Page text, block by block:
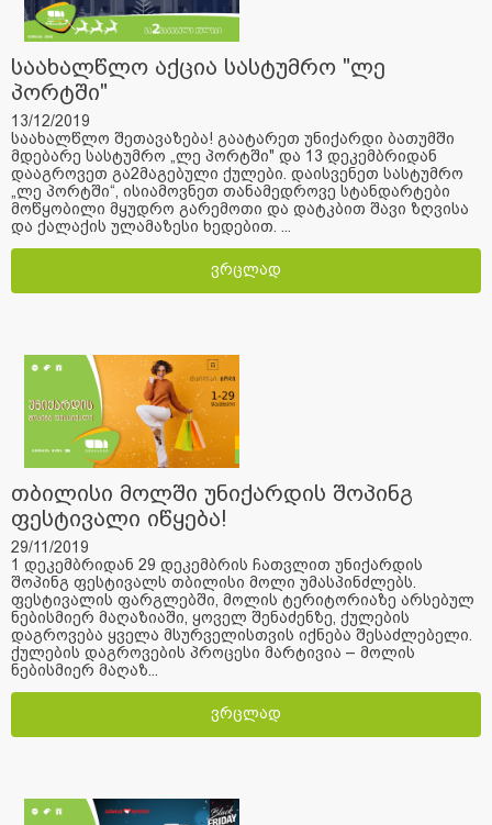
საახალწლო აქცია სასტუმრო "ლე
პორტში"
13/12/2019
საახალწლო შეთავაზება! გაატარეთ უნიქარდი ბათუმში
მდებარე სასტუმრო „ლე პორტში" და 13 დეკემბრიდან
დააგროვეთ გა2მაგებული ქულები. დაისვენეთ სასტუმრო
„ლე პორტში“, ისიამოვნეთ თანამედროვე სტანდარტები
მოწყობილი მყუდრო გარემოთი და დატკბით შავი ზღვისა
და ქალაქის ულამაზესი ხედებით. ...
ვრცლად
თბილისი მოლში უნიქარდის შოპინგ
ფესტივალი იწყება!
29/11/2019
1 დეკემბრიდან 29 დეკემბრის ჩათვლით უნიქარდის
შოპინგ ფესტივალს თბილისი მოლი უმასპინძლებს.
ფესტივალის ფარგლებში, მოლის ტერიტორიაზე არსებულ
ნებისმიერ მაღაზიაში, ყოველ შენაძენზე, ქულების
დაგროვება ყველა მსურველისთვის იქნება შესაძლებელი.
ქულების დაგროვების პროცესი მარტივია – მოლის
ნებისმიერ მაღაზ...
ვრცლად